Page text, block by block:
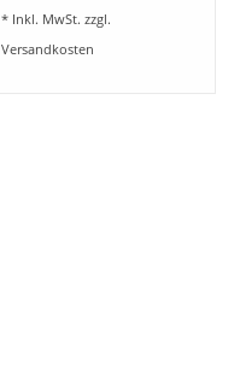
* Inkl. MwSt. zzgl.
Versandkosten